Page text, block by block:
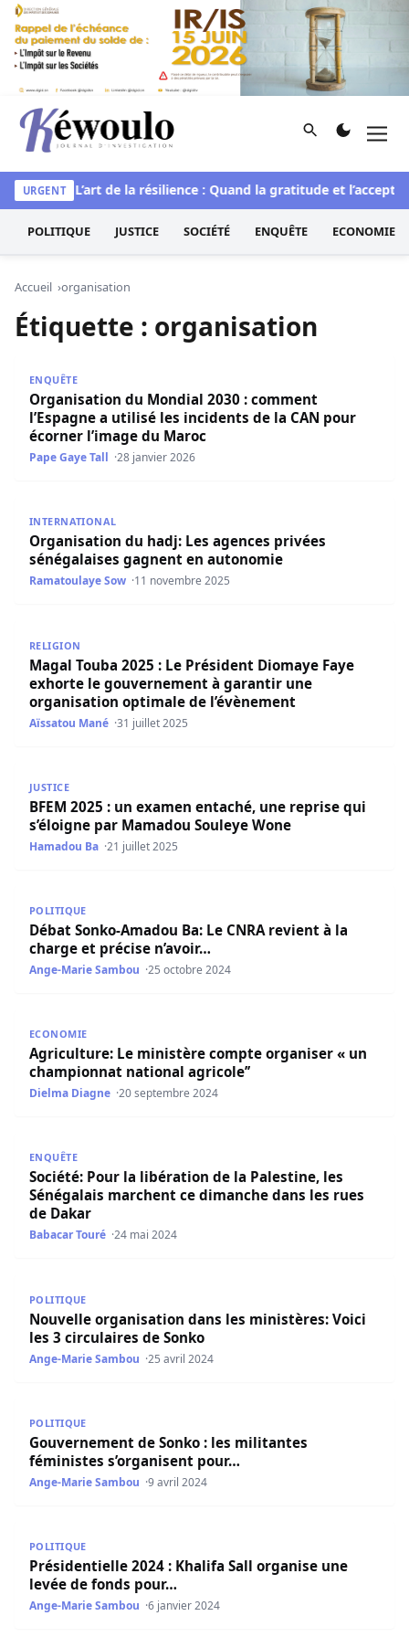
Aller au contenu
Kéwoulo, le premier site d'information et d'investigation
Rechercher
URGENTL’art de la résilience : Quand la gratitude et
POLITIQUE JUSTICE SOCIÉTÉ ENQUÊTE ECONOMIE
Accueil organisation
Étiquette : organisation
ENQUÊTE
Organisation du Mondial 2030 : comment
l’Espagne a utilisé les incidents de la CAN pour
écorner l’image du Maroc
Pape Gaye Tall 28 janvier 2026
INTERNATIONAL
Organisation du hadj: Les agences privées
sénégalaises gagnent en autonomie
Ramatoulaye Sow 11 novembre 2025
RELIGION
Magal Touba 2025 : Le Président Diomaye Faye
exhorte le gouvernement à garantir une
organisation optimale de l’évènement
Aïssatou Mané 31 juillet 2025
JUSTICE
BFEM 2025 : un examen entaché, une reprise qui
s’éloigne par Mamadou Souleye Wone
Hamadou Ba 21 juillet 2025
POLITIQUE
Débat Sonko-Amadou Ba: Le CNRA revient à la
charge et précise n’avoir…
Ange-Marie Sambou 25 octobre 2024
ECONOMIE
Agriculture: Le ministère compte organiser « un
championnat national agricole’’
Dielma Diagne 20 septembre 2024
ENQUÊTE
Société: Pour la libération de la Palestine, les
Sénégalais marchent ce dimanche dans les rues
de Dakar
Babacar Touré 24 mai 2024
POLITIQUE
Nouvelle organisation dans les ministères: Voici
les 3 circulaires de Sonko
Ange-Marie Sambou 25 avril 2024
POLITIQUE
Gouvernement de Sonko : les militantes
féministes s’organisent pour…
Ange-Marie Sambou 9 avril 2024
POLITIQUE
Présidentielle 2024 : Khalifa Sall organise une
levée de fonds pour…
Ange-Marie Sambou 6 janvier 2024